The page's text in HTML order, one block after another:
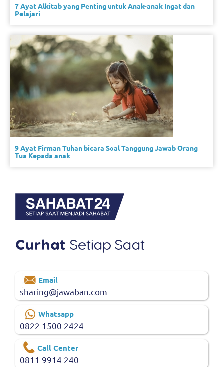
7 Ayat Alkitab yang Penting untuk Anak-anak Ingat dan
Pelajari
9 Ayat Firman Tuhan bicara Soal Tanggung Jawab Orang
Tua Kepada anak
Email
sharing@jawaban.com
Whatsapp
0822 1500 2424
Call Center
0811 9914 240